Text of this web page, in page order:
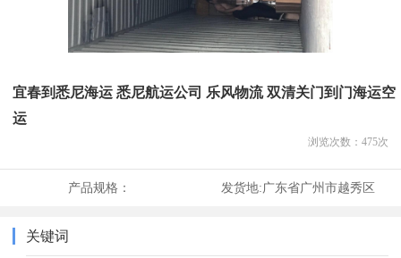
宜春到悉尼海运 悉尼航运公司 乐风物流 双清关门到门海运空
运
浏览次数： 475次
产品规格： 发货地:广东省广州市越秀区
关键词